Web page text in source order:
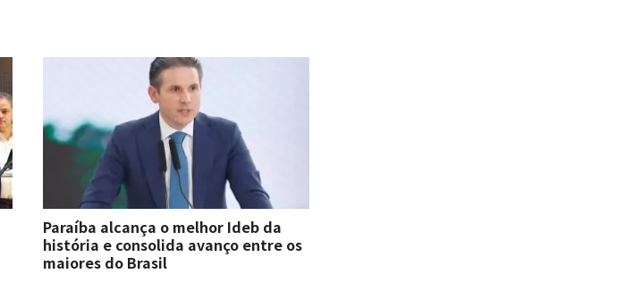
Paraíba alcança o melhor Ideb da
história e consolida avanço entre os
maiores do Brasil